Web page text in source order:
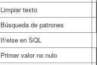
Limpiar texto
Búsqueda de patrones
If/else en SQL
Primer valor no nulo